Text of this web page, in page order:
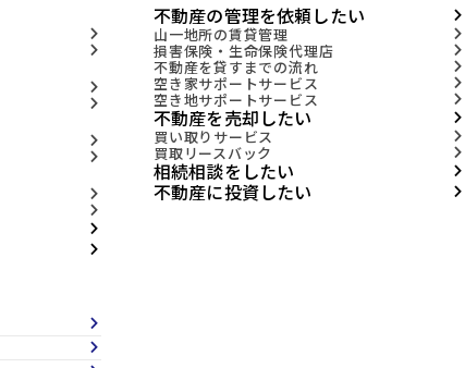
arrow_forward_ios
arrow_forward_ios
arrow_forward_ios
arrow_forward_ios
arrow_forward_ios
arrow_forward_ios
arrow_forward_ios
arrow_forward_ios
arrow_forward_ios
arrow_forward_ios
不動産の管理を依頼したい arrow_forward_ios
山一地所の賃貸管理 arrow_forward_ios
損害保険・生命保険代理店 arrow_forward_ios
不動産を貸すまでの流れ arrow_forward_ios
空き家サポートサービス arrow_forward_ios
空き地サポートサービス arrow_forward_ios
不動産を売却したい arrow_forward_ios
買い取りサービス arrow_forward_ios
買取リースバック arrow_forward_ios
相続相談をしたい arrow_forward_ios
不動産に投資したい arrow_forward_ios
arrow_forward_ios
arrow_forward_ios